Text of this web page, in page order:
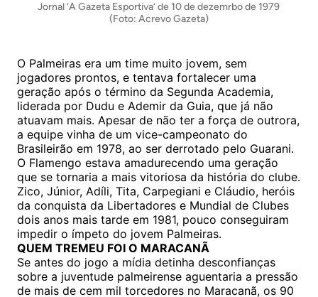
Jornal ‘A Gazeta Esportiva’ de 10 de dezemrbo de 1979
(Foto: Acrevo Gazeta)
O Palmeiras era um time muito jovem, sem
jogadores prontos, e tentava fortalecer uma
geração após o término da Segunda Academia,
liderada por Dudu e Ademir da Guia, que já não
atuavam mais. Apesar de não ter a força de outrora,
a equipe vinha de um vice-campeonato do
Brasileirão em 1978, ao ser derrotado pelo Guarani.
O Flamengo estava amadurecendo uma geração
que se tornaria a mais vitoriosa da história do clube.
Zico, Júnior, Adíli, Tita, Carpegiani e Cláudio, heróis
da conquista da Libertadores e Mundial de Clubes
dois anos mais tarde em 1981, pouco conseguiram
impedir o ímpeto do jovem Palmeiras.
QUEM TREMEU FOI O MARACANÃ
Se antes do jogo a mídia detinha desconfianças
sobre a juventude palmeirense aguentaria a pressão
de mais de cem mil torcedores no Maracanã, os 90